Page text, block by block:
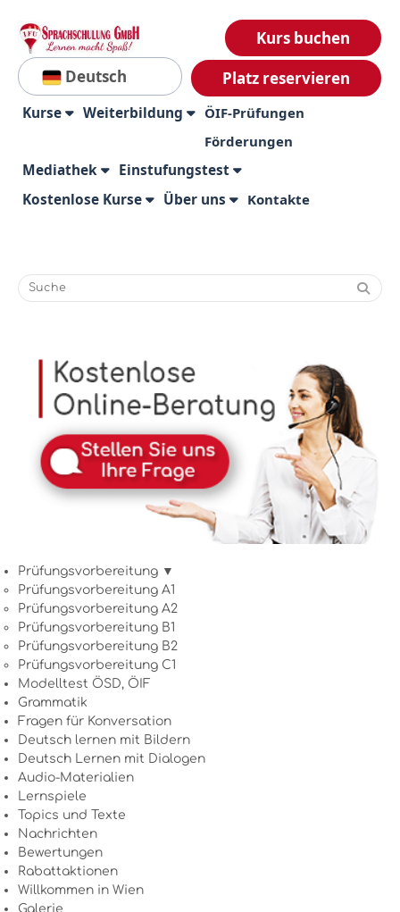
Deutsch
Kurs buchen
Platz reservieren
Kurse Weiterbildung
ÖIF-Prüfungen
Förderungen
Mediathek
Einstufungstest
Kostenlose Kurse
Über uns Kontakte
Prüfungsvorbereitung ▼
Prüfungsvorbereitung A1
Prüfungsvorbereitung A2
Prüfungsvorbereitung B1
Prüfungsvorbereitung B2
Prüfungsvorbereitung C1
Modelltest ÖSD, ÖIF
Grammatik
Fragen für Konversation
Deutsch lernen mit Bildern
Deutsch Lernen mit Dialogen
Audio-Materialien
Lernspiele
Topics und Texte
Nachrichten
Bewertungen
Rabattaktionen
Willkommen in Wien
Galerie